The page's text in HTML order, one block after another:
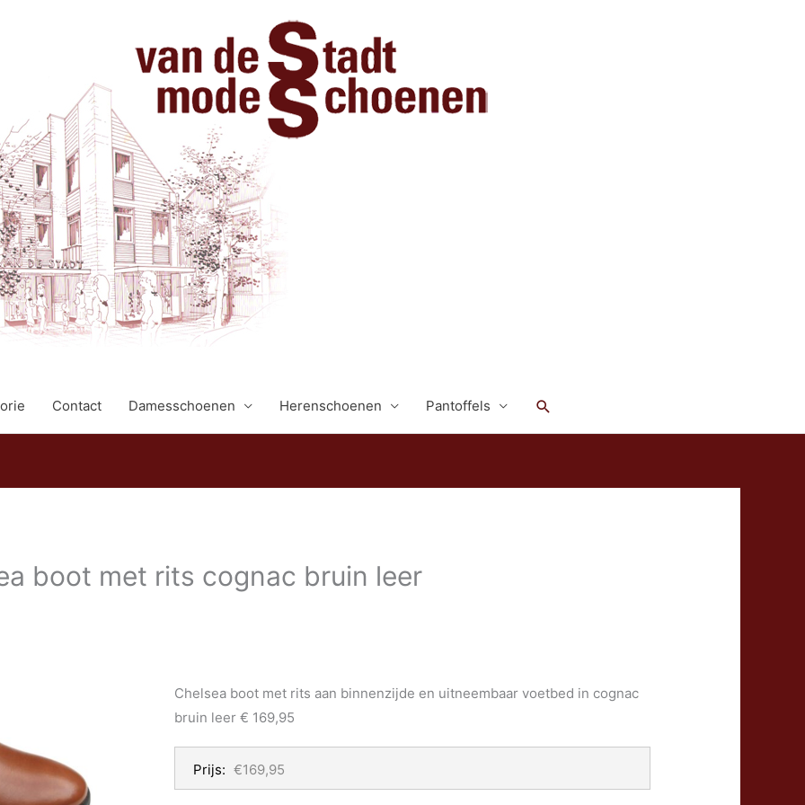
Contact Damesschoenen Herenschoenen Pantoffels Zoeken
boot met rits cognac bruin leer
Chelsea boot met rits aan binnenzijde en uitneembaar voetbed in cognac
bruin leer € 169,95
Prijs: €169,95